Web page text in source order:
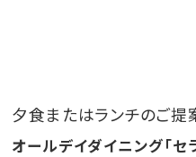
また、沖縄西海岸屈指の
解かれます。
夕食またはランチのご提
オールデイダイニング「